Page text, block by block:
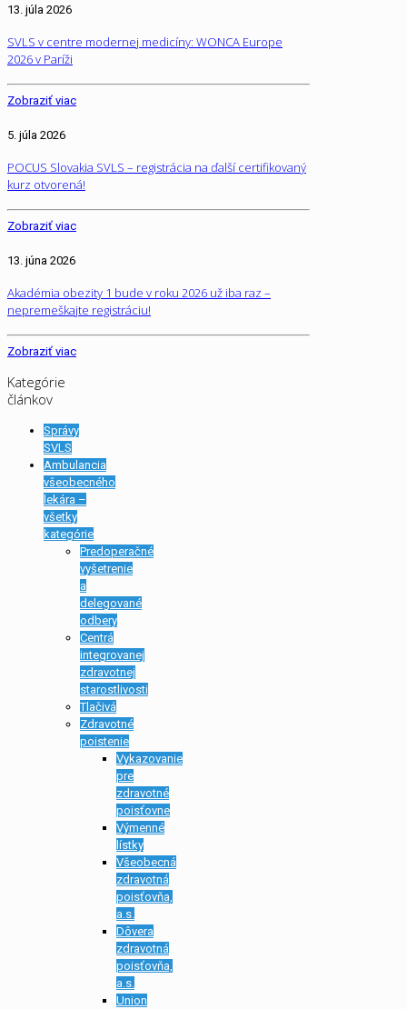
13. júla 2026
SVLS v centre modernej medicíny: WONCA Europe
2026 v Paríži
Zobraziť viac
5. júla 2026
POCUS Slovakia SVLS – registrácia na ďalší certifikovaný
kurz otvorená!
Zobraziť viac
13. júna 2026
Akadémia obezity 1 bude v roku 2026 už iba raz –
nepremeškajte registráciu!
Zobraziť viac
Kategórie
článkov
Správy
SVLS
Ambulancia
všeobecného
lekára –
všetky
kategórie
Predoperačné
vyšetrenie
a
delegované
odbery
Centrá
integrovanej
zdravotnej
starostlivosti
Tlačivá
Zdravotné
poistenie
Vykazovanie
pre
zdravotné
poisťovne
Výmenné
lístky
Všeobecná
zdravotná
poisťovňa,
a.s.
Dôvera
zdravotná
poisťovňa,
a.s.
Union